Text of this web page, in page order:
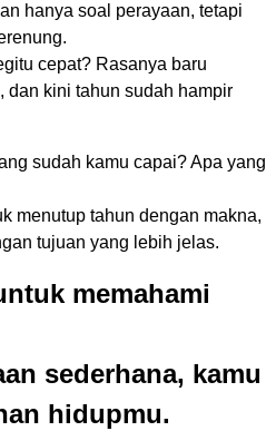
hanya soal perayaan, tetapi
cepat? Rasanya baru
dan kini tahun sudah hampir
sudah kamu capai? Apa yang
menutup tahun dengan makna,
tujuan yang lebih jelas.
memahami
sederhana, kamu
hidupmu.